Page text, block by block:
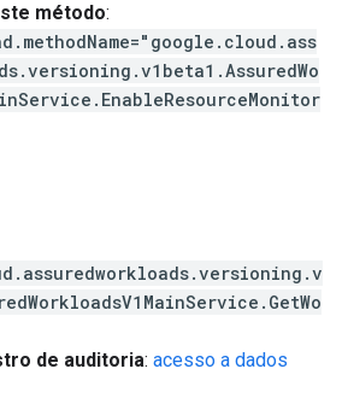
método:
de auditoria: acesso a dados